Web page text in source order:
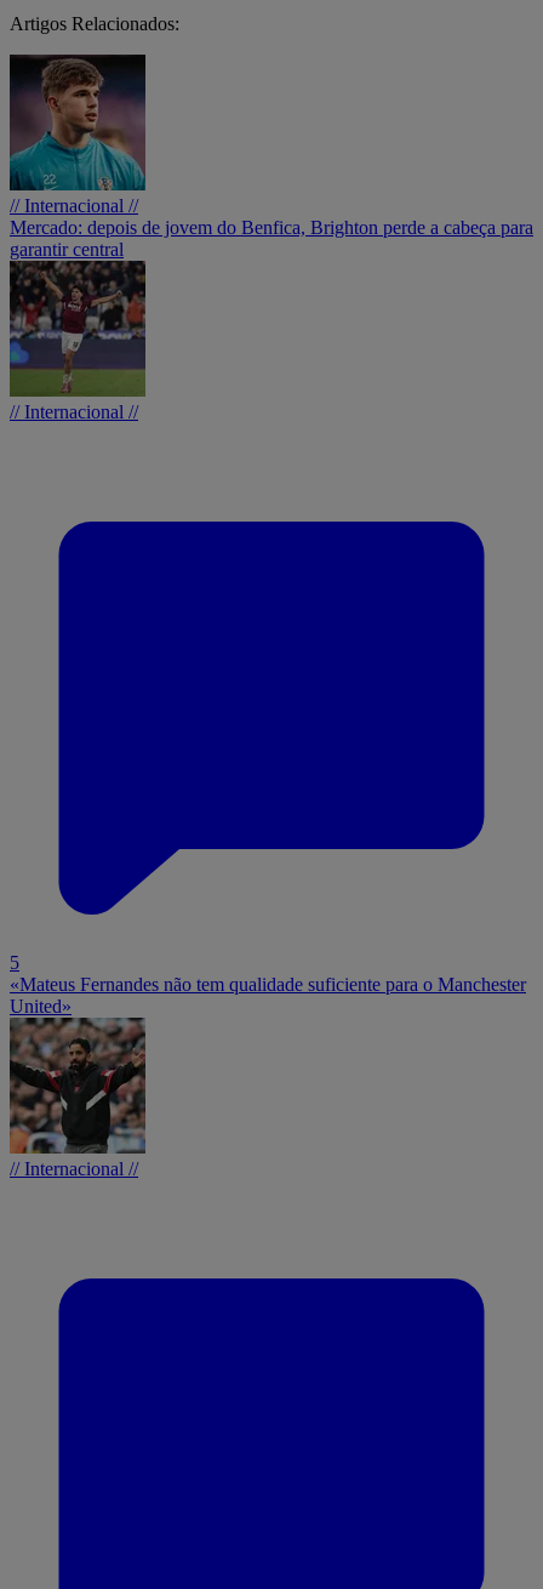
Artigos Relacionados:
// Internacional //
Mercado: depois de jovem do Benfica, Brighton perde a cabeça para
garantir central
// Internacional //
5
«Mateus Fernandes não tem qualidade suficiente para o Manchester
United»
// Internacional //